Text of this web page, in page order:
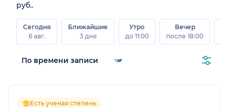
руб..
Сегодня
6 авг.
Ближайшие
3 дня
Утро
до 11:00
Вечер
после 18:00
Есть ученая степень